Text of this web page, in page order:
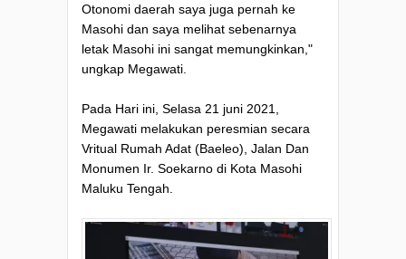
Otonomi daerah saya juga pernah ke
Masohi dan saya melihat sebenarnya
letak Masohi ini sangat memungkinkan,"
ungkap Megawati.
Pada Hari ini, Selasa 21 juni 2021,
Megawati melakukan peresmian secara
Vritual Rumah Adat (Baeleo), Jalan Dan
Monumen Ir. Soekarno di Kota Masohi
Maluku Tengah.